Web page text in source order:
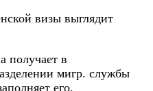
визы выглядит
получает в
мигр. службы
его.